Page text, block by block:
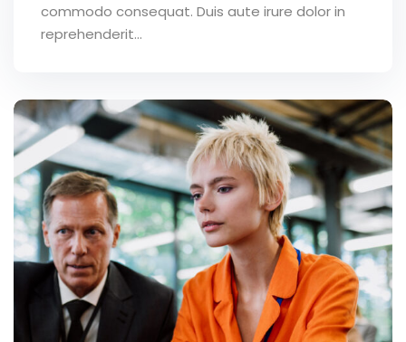
commodo consequat. Duis aute irure dolor in
reprehenderit...